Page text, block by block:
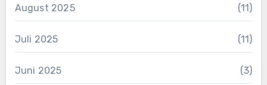
August 2025 (11)
Juli 2025 (11)
Juni 2025 (3)